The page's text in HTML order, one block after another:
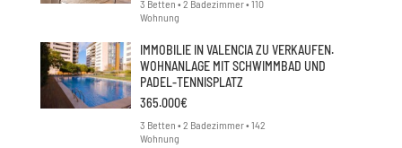
3 Betten • 2 Badezimmer • 110
Wohnung
IMMOBILIE IN VALENCIA ZU VERKAUFEN.
WOHNANLAGE MIT SCHWIMMBAD UND
PADEL-TENNISPLATZ
365.000€
3 Betten • 2 Badezimmer • 142
Wohnung